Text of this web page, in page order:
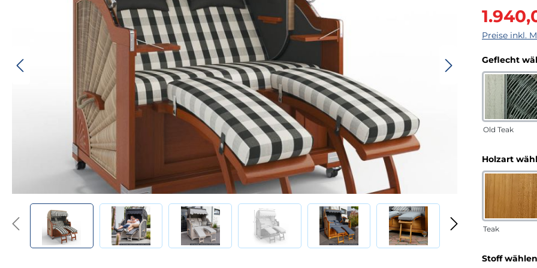
Preise inkl.
Geflecht
Old Teak
Holzart
Teak
Stoff wählen